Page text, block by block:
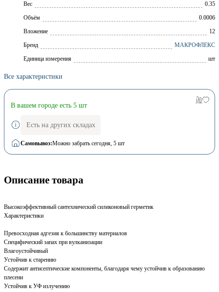
Вес
0.35
Объём
0.0006
Вложение
12
Брeнд
МАКРОФЛЕКС
Единица измерения
шт
Все характеристики
В вашем городе есть 5 шт
Есть на других складах
Самовывоз:Можно забрать сегодня, 5 шт
Описание товара
Высокоэффективный сантехнический силиконовый герметик
Характеристики
Превосходная адгезия к большинству материалов
Специфический запах при вулканизации
Влагоустойчивый
Устойчив к старению
Содержит антисептические компоненты, благодаря чему устойчив к образованию
плесени
Устойчив к УФ излучению